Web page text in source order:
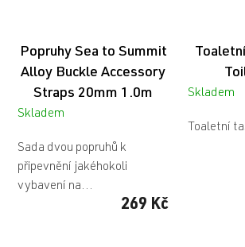
Popruhy Sea to Summit
Alloy Buckle Accessory
Straps 20mm 1.0m
Skladem
269 Kč
Sada dvou popruhů k
připevnění jakéhokoli
vybavení na...
Skladem
Toaletní